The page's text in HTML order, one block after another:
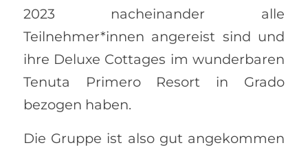
2023 nacheinander alle
Teilnehmer*innen angereist sind und
ihre Deluxe Cottages im wunderbaren
Tenuta Primero Resort in Grado
bezogen haben.
Die Gruppe ist also gut angekommen